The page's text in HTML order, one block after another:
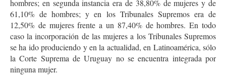
hombres; en segunda instancia era de 38,80% de mujeres y de
61,10% de hombres; y en los Tribunales Supremos era de
12,50% de mujeres frente a un 87,40% de hombres. En todo
caso la incorporación de las mujeres a los Tribunales Supremos
se ha ido produciendo y en la actualidad, en Latinoamérica, sólo
la Corte Suprema de Uruguay no se encuentra integrada por
ninguna mujer.